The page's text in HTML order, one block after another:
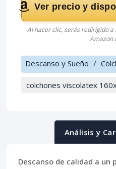
Ver precio y
Al hacer clic, serás redirigido
Amazon
Descanso y Sueño /
colchones viscolatex
Análisis y
Descanso de calidad a un